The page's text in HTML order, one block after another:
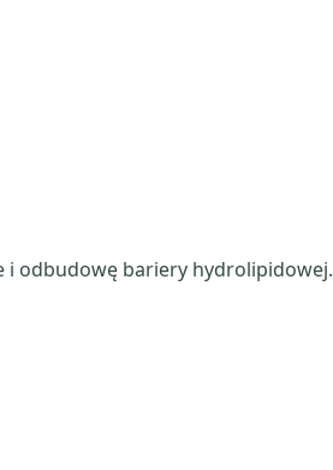
i odbudowę bariery hydrolipidowej.